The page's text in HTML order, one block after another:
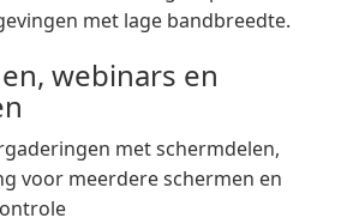
met lage bandbreedte.
webinars en
met schermdelen,
voor meerdere schermen en